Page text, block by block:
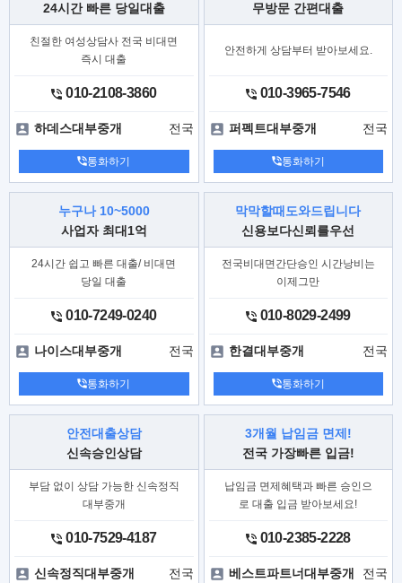
24시간 빠른 당일대출
친절한 여성상담사 전국 비대면
즉시 대출
010-2108-3860
하데스대부중개 전국
통화하기
무방문 간편대출
안전하게 상담부터 받아보세요.
010-3965-7546
퍼펙트대부중개 전국
통화하기
누구나 10~5000
사업자 최대1억
24시간 쉽고 빠른 대출/ 비대면
당일 대출
010-7249-0240
나이스대부중개 전국
통화하기
막막할때도와드립니다
신용보다신뢰를우선
전국비대면간단승인 시간낭비는
이제그만
010-8029-2499
한결대부중개 전국
통화하기
안전대출상담
신속승인상담
부담 없이 상담 가능한 신속정직
대부중개
010-7529-4187
신속정직대부중개 전국
3개월 납임금 면제!
전국 가장빠른 입금!
납임금 면제혜택과 빠른 승인으
로 대출 입금 받아보세요!
010-2385-2228
베스트파트너대부중개 전국